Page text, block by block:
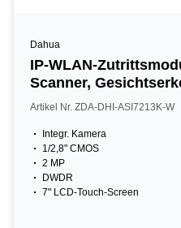
Dahua
IP-WLAN-
Scanner,
Kartenleser, 7" LCD-
Artikel Nr. ZDA-DHI-ASI7213K-W
Integr. Kamera
1/2,8" CMOS
2 MP
DWDR
7" LCD-Touch-Screen